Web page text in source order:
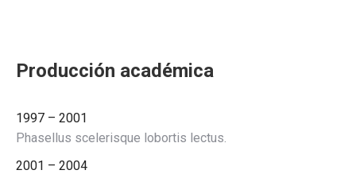
Producción académica
1997 – 2001
Phasellus scelerisque lobortis lectus.
2001 – 2004